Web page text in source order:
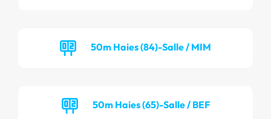
50m Haies (84)-Salle / MIM
50m Haies (65)-Salle / BEF